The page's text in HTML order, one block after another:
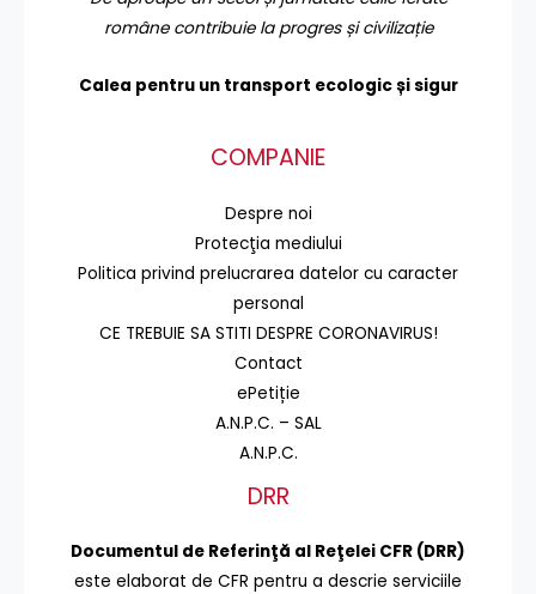
române contribuie la progres și civilizație
Calea pentru un transport ecologic și sigur
COMPANIE
Despre noi
Protecţia mediului
Politica privind prelucrarea datelor cu caracter
personal
CE TREBUIE SA STITI DESPRE CORONAVIRUS!
Contact
ePetiție
A.N.P.C. – SAL
A.N.P.C.
DRR
Documentul de Referinţă al Reţelei CFR (DRR)
este elaborat de CFR pentru a descrie serviciile